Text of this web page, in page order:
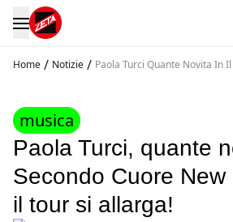
Home / Notizie / Paola Turci Quante Novita In
musica
Paola Turci, quante
Secondo Cuore New
il tour si allarga!